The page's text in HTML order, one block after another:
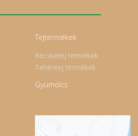
Tejtermékek
Kecsketej termékek
Tehéntej termékek
Gyümölcs